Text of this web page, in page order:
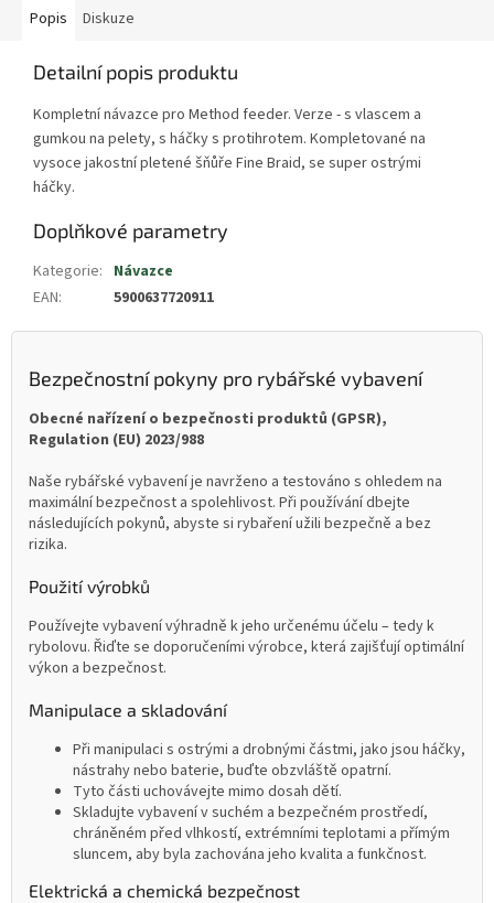
Popis Diskuze
Detailní popis produktu
Kompletní návazce pro Method feeder. Verze - s vlascem a
gumkou na pelety, s háčky s protihrotem. Kompletované na
vysoce jakostní pletené šňůře Fine Braid, se super ostrými
háčky.
Doplňkové parametry
Kategorie: Návazce
EAN: 5900637720911
Bezpečnostní pokyny pro rybářské vybavení
Obecné nařízení o bezpečnosti produktů (GPSR),
Regulation (EU) 2023/988
Naše rybářské vybavení je navrženo a testováno s ohledem na
maximální bezpečnost a spolehlivost. Při používání dbejte
následujících pokynů, abyste si rybaření užili bezpečně a bez
rizika.
Použití výrobků
Používejte vybavení výhradně k jeho určenému účelu – tedy k
rybolovu. Řiďte se doporučeními výrobce, která zajišťují optimální
výkon a bezpečnost.
Manipulace a skladování
Při manipulaci s ostrými a drobnými částmi, jako jsou háčky,
nástrahy nebo baterie, buďte obzvláště opatrní.
Tyto části uchovávejte mimo dosah dětí.
Skladujte vybavení v suchém a bezpečném prostředí,
chráněném před vlhkostí, extrémními teplotami a přímým
sluncem, aby byla zachována jeho kvalita a funkčnost.
Elektrická a chemická bezpečnost